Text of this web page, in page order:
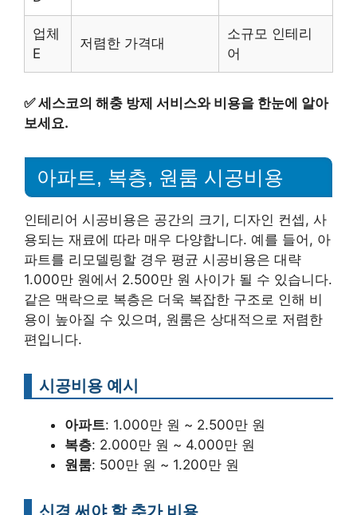
업체
E
저렴한 가격대
소규모 인테리
어
✅세스코의 해충 방제 서비스와 비용을 한눈에 알아
보세요.
아파트, 복층, 원룸 시공비용
인테리어 시공비용은 공간의 크기, 디자인 컨셉, 사
용되는 재료에 따라 매우 다양합니다. 예를 들어, 아
파트를 리모델링할 경우 평균 시공비용은 대략
1.000만 원에서 2.500만 원 사이가 될 수 있습니다.
같은 맥락으로 복층은 더욱 복잡한 구조로 인해 비
용이 높아질 수 있으며, 원룸은 상대적으로 저렴한
편입니다.
시공비용 예시
아파트: 1.000만 원 ~ 2.500만 원
복층: 2.000만 원 ~ 4.000만 원
원룸: 500만 원 ~ 1.200만 원
신경 써야 할 추가 비용